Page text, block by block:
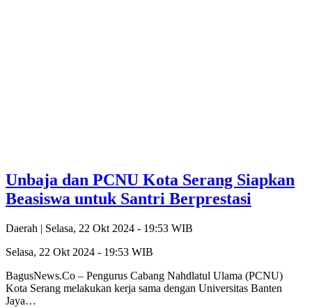
Unbaja dan PCNU Kota Serang Siapkan
Beasiswa untuk Santri Berprestasi
Daerah | Selasa, 22 Okt 2024 - 19:53 WIB
Selasa, 22 Okt 2024 - 19:53 WIB
BagusNews.Co – Pengurus Cabang Nahdlatul Ulama (PCNU)
Kota Serang melakukan kerja sama dengan Universitas Banten
Jaya…